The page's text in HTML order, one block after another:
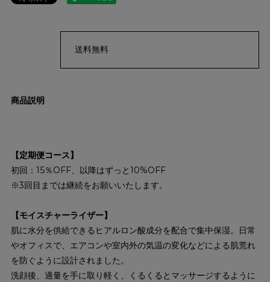
送料無料
商品説明
【定期便コース】
初回：15％OFF、以降はずっと10%OFF
※3回目までは継続をお願いいたします。
【モイスチャーライザー】
肌に水分を供給できるヒアルロン酸成分を配合で集中保湿。日常
やオフィスで、エアコンや室内外の気温の変化などによる肌荒れ
を防ぐように設計されました。
洗顔後、適量を手に取り軽く、くるくるとマッサージするように